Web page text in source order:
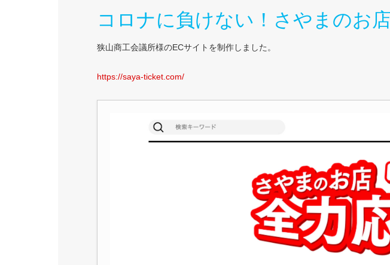
コロナに負けない！さやまのお
狭山商工会議所様のECサイトを制作しました。
https://saya-ticket.com/